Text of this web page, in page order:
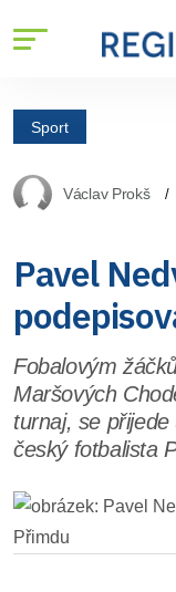
Sport
Václav Prokš
Pavel
Fobalovým
Maršových
turnaj, se
český fotbalista